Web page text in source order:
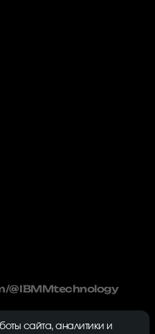
@IBMMtechnology
сайта, аналитики и